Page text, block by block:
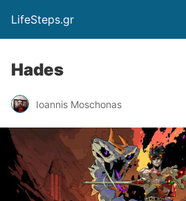
LifeSteps.gr
Hades
Ioannis Moschonas